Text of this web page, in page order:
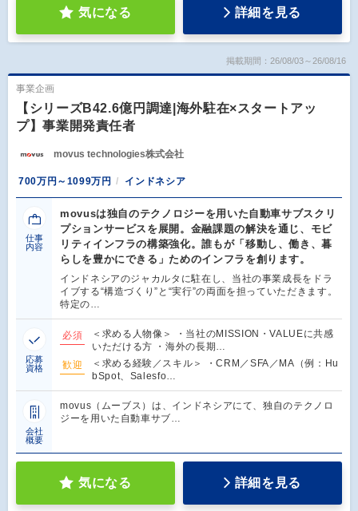
気になる 詳細を見る
掲載期間：26/08/03～26/08/16
事業企画
【シリーズB42.6億円調達|海外駐在×スタートアッ
プ】事業開発責任者
movus technologies株式会社
700万円～1099万円 インドネシア
仕事
内容
movusは独自のテクノロジーを用いた自動車サブスクリ
プションサービスを展開。金融課題の解決を通じ、モビ
リティインフラの構築強化。誰もが「移動し、働き、暮
らしを豊かにできる」ためのインフラを創ります。
インドネシアのジャカルタに駐在し、当社の事業成長をドラ
イブする“構造づくり”と“実行”の両面を担っていただきます。
特定の…
応募
資格
必須
＜求める人物像＞ ・当社のMISSION・VALUEに共感
いただける方 ・海外の長期…
歓迎
＜求める経験／スキル＞ ・CRM／SFA／MA（例：Hu
bSpot、Salesfo…
会社
概要
movus（ムーブス）は、インドネシアにて、独自のテクノロ
ジーを用いた自動車サブ…
気になる 詳細を見る